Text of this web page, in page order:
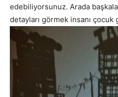
edebiliyorsunuz. Arada
detayları görmek insanı